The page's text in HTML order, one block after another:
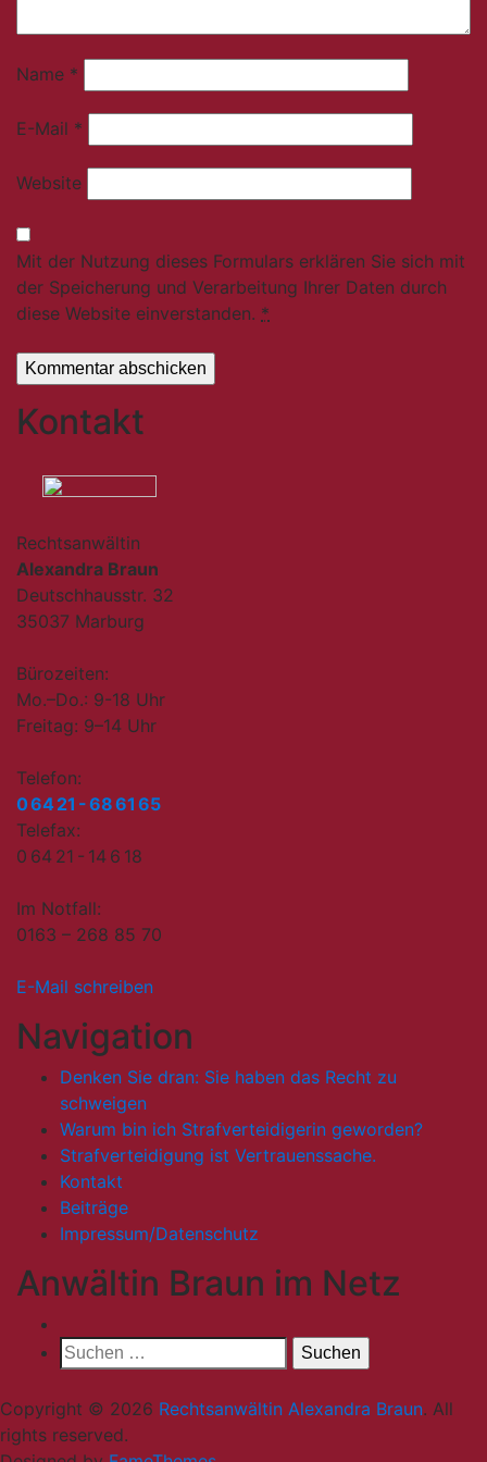
Name *
E-Mail *
Website
Mit der Nutzung dieses Formulars erklären Sie sich mit
der Speicherung und Verarbeitung Ihrer Daten durch
diese Website einverstanden. *
Kontakt
Rechtsanwältin
Alexandra Braun
Deutschhausstr. 32
35037 Marburg
Bürozeiten:
Mo.–Do.: 9-18 Uhr
Freitag: 9–14 Uhr
Telefon:
0 64 21 - 68 61 65
Telefax:
0 64 21 - 14 6 18
Im Notfall:
0163 – 268 85 70
E-Mail schreiben
Navigation
Denken Sie dran: Sie haben das Recht zu
schweigen
Warum bin ich Strafverteidigerin geworden?
Strafverteidigung ist Vertrauenssache.
Kontakt
Beiträge
Impressum/Datenschutz
Anwältin Braun im Netz
Suche
nach:
Copyright © 2026 Rechtsanwältin Alexandra Braun. All
rights reserved.